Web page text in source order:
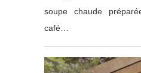
soupe chaude
café…